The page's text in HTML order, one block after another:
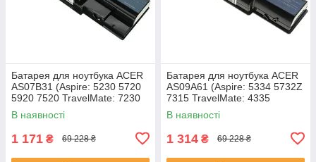
Батарея для ноутбука ACER
AS07B31 (Aspire: 5230 5720
5920 7520 TravelMate: 7230
7530 7730) 11.1V 4400mAh
Чорний
В наявності
1 171 ₴ 69 228 ₴
Батарея для ноутбука ACER
AS09A61 (Aspire: 5334 5732Z
7315 TravelMate: 4335
Gateway: ID56 ID58 NV52
NV53 NV54 NV56 NV58
В наявності
1 314 ₴ 69 228 ₴